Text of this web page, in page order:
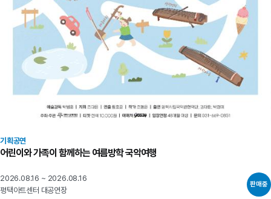
기획공연
어린이와 가족이 함께하는 여름방학 국악여행
2026.08.16 ~ 2026.08.16
평택아트센터 대공연장
판매중